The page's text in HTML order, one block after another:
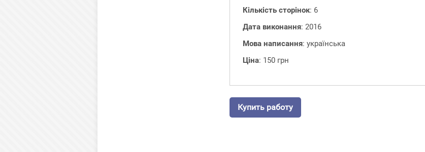
Кількість сторінок: 6
Дата виконання: 2016
Мова написання: українська
Ціна: 150 грн
Купить работу